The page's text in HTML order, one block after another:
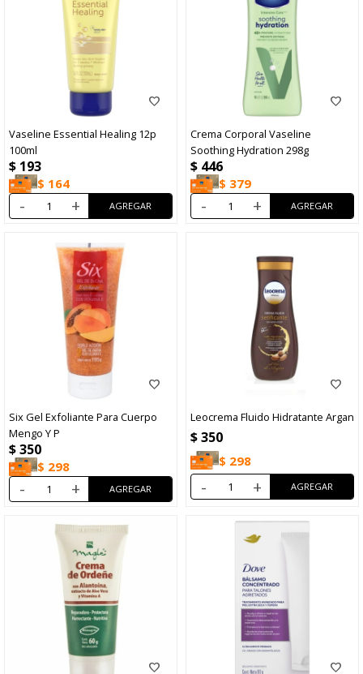
Vaseline Essential Healing 12p
100ml
$ 193
$ 164
- +
Crema Corporal Vaseline
Soothing Hydration 298g
$ 446
$ 379
- +
Six Gel Exfoliante Para Cuerpo
Mengo Y P
$350
$ 298
- +
Leocrema Fluido Hidratante Argan
$350
$ 298
- +